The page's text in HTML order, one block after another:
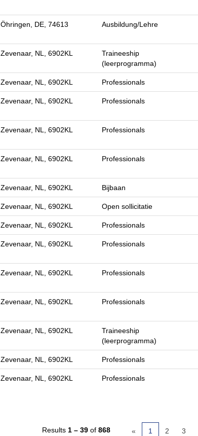
Öhringen, DE, 74613 Ausbildung/Lehre
Zevenaar, NL, 6902KL
Traineeship
(leerprogramma)
Zevenaar, NL, 6902KL Professionals
Zevenaar, NL, 6902KL Professionals
Zevenaar, NL, 6902KL Professionals
Zevenaar, NL, 6902KL Professionals
Zevenaar, NL, 6902KL Bijbaan
Zevenaar, NL, 6902KL Open sollicitatie
Zevenaar, NL, 6902KL Professionals
Zevenaar, NL, 6902KL Professionals
Zevenaar, NL, 6902KL Professionals
Zevenaar, NL, 6902KL Professionals
Zevenaar, NL, 6902KL
Traineeship
(leerprogramma)
Zevenaar, NL, 6902KL Professionals
Zevenaar, NL, 6902KL Professionals
Results 1 – 39of 868 « 1 2 3